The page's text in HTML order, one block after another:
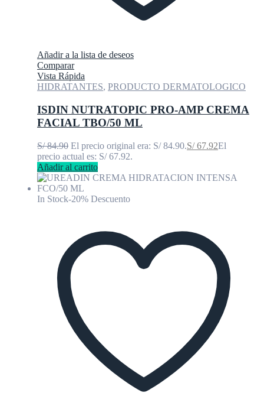
Añadir a la lista de deseos
Comparar
Vista Rápida
HIDRATANTES, PRODUCTO DERMATOLOGICO
ISDIN NUTRATOPIC PRO-AMP CREMA
FACIAL TBO/50 ML
S/84.90 El precio original era: S/ 84.90.S/67.92El
precio actual es: S/ 67.92.
Añadir al carrito
In Stock-20% Descuento